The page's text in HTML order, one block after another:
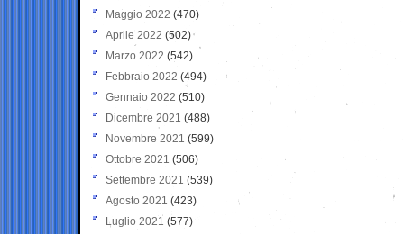
Maggio 2022 (470)
Aprile 2022 (502)
Marzo 2022 (542)
Febbraio 2022 (494)
Gennaio 2022 (510)
Dicembre 2021 (488)
Novembre 2021 (599)
Ottobre 2021 (506)
Settembre 2021 (539)
Agosto 2021 (423)
Luglio 2021 (577)